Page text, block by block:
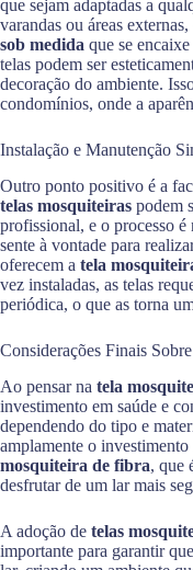
que sejam adaptadas a
varandas ou áreas
sob medida que se
telas podem ser
decoração do ambiente.
condomínios, onde a
Instalação e Manutenção
Outro ponto positivo é a
telas mosquiteiras podem
profissional, e o processo é
sente à vontade para
oferecem a tela
vez instaladas, as telas
periódica, o que as torna
Considerações Finais
Ao pensar na tela
investimento em saúde e
dependendo do tipo e
amplamente o
mosquiteira de fibra, que
desfrutar de um lar mais
A adoção de telas
importante para garantir